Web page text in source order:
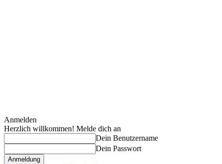
Anmelden
Herzlich willkommen! Melde dich an
Dein Benutzername
Dein Passwort